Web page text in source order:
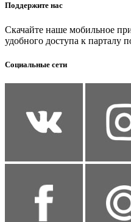
Поддержите нас
Скачайте наше мобильное
удобного доступа к парталу
Социальные сети